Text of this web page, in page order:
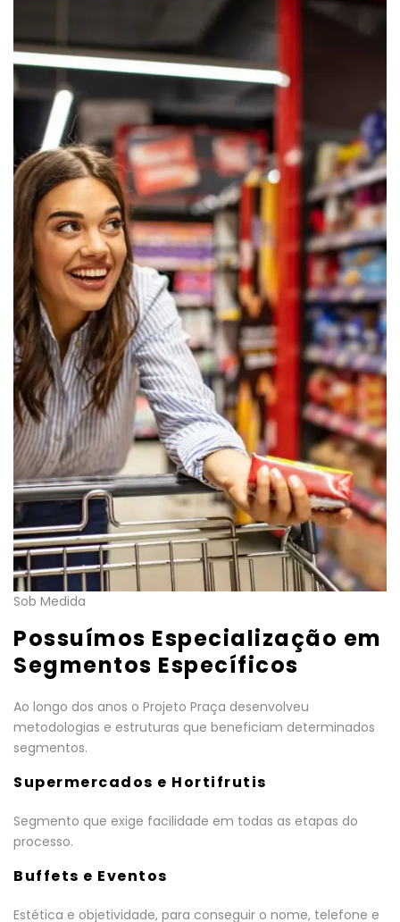
Sob Medida
Possuímos Especialização em
Segmentos Específicos
Ao longo dos anos o Projeto Praça desenvolveu
metodologias e estruturas que beneficiam determinados
segmentos.
Supermercados e Hortifrutis
Segmento que exige facilidade em todas as etapas do
processo.
Buffets e Eventos
Estética e objetividade, para conseguir o nome, telefone e